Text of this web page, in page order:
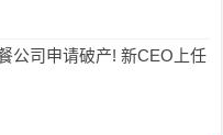
公司申请破产! 新CEO上任